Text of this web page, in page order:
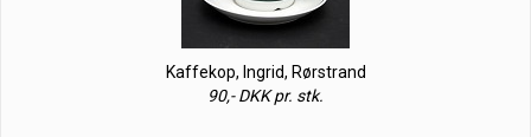
Kaffekop, Ingrid, Rørstrand
90,- DKK pr. stk.